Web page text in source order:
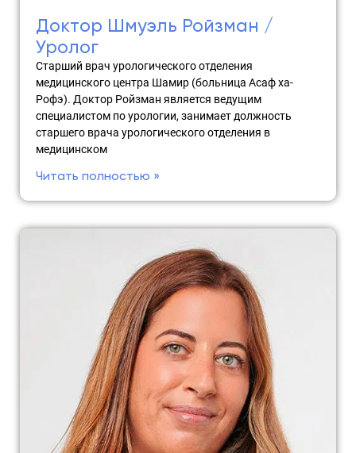
Доктор Шмуэль Ройзман /
Уролог
Старший врач урологического отделения
медицинского центра Шамир (больница Асаф ха-
Рофэ). Доктор Ройзман является ведущим
специалистом по урологии, занимает должность
старшего врача урологического отделения в
медицинском
Читать полностью »